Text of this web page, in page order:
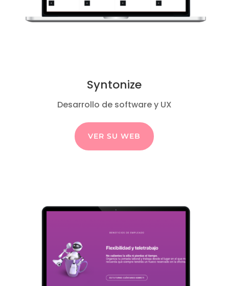
Syntonize
Desarrollo de software y UX
VER SU WEB